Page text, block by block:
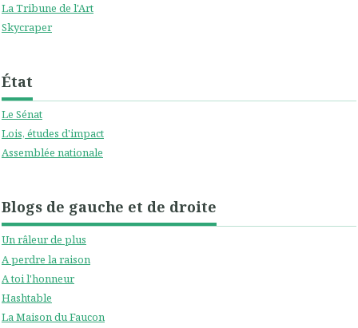
La Tribune de l'Art
Skycraper
État
Le Sénat
Lois, études d'impact
Assemblée nationale
Blogs de gauche et de droite
Un râleur de plus
A perdre la raison
A toi l'honneur
Hashtable
La Maison du Faucon